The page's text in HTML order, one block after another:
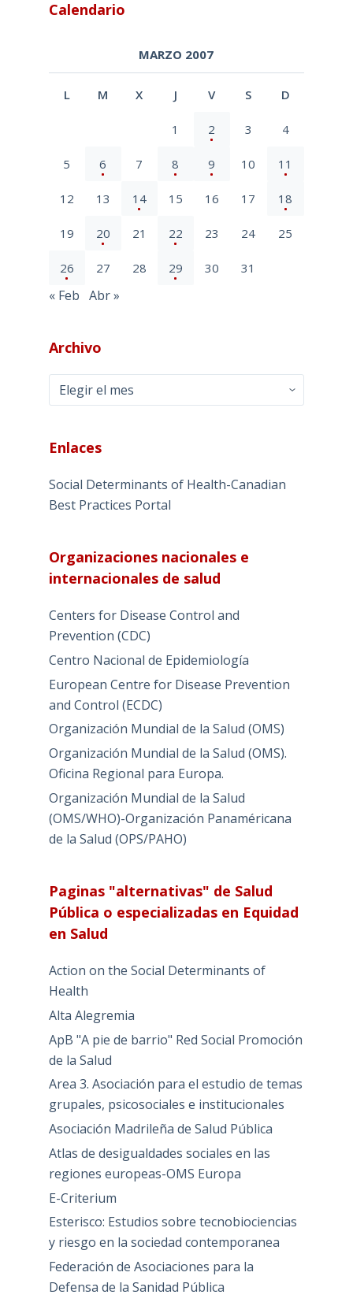
Calendario
MARZO 2007
L M X J V S D
1 2 3 4
5 6 7 8 9 10 11
12 13 14 15 16 17 18
19 20 21 22 23 24 25
26 27 28 29 30 31
« Feb Abr »
Archivo
Archivo
Enlaces
Social Determinants of Health-Canadian
Best Practices Portal
Organizaciones nacionales e
internacionales de salud
Centers for Disease Control and
Prevention (CDC)
Centro Nacional de Epidemiología
European Centre for Disease Prevention
and Control (ECDC)
Organización Mundial de la Salud (OMS)
Organización Mundial de la Salud (OMS).
Oficina Regional para Europa.
Organización Mundial de la Salud
(OMS/WHO)-Organización Panaméricana
de la Salud (OPS/PAHO)
Paginas "alternativas" de Salud
Pública o especializadas en Equidad
en Salud
Action on the Social Determinants of
Health
Alta Alegremia
ApB "A pie de barrio" Red Social Promoción
de la Salud
Area 3. Asociación para el estudio de temas
grupales, psicosociales e institucionales
Asociación Madrileña de Salud Pública
Atlas de desigualdades sociales en las
regiones europeas-OMS Europa
E-Criterium
Esterisco: Estudios sobre tecnobiociencias
y riesgo en la sociedad contemporanea
Federación de Asociaciones para la
Defensa de la Sanidad Pública